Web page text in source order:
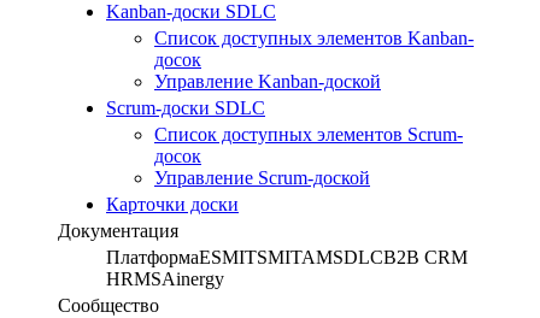
Kanban-доски SDLC
Список доступных элементов Kanban-
досок
Управление Kanban-доской
Scrum-доски SDLC
Список доступных элементов Scrum-
досок
Управление Scrum-доской
Карточки доски
Документация
ПлатформаESMITSMITAMSDLCB2B CRM
HRMSAinergy
Сообщество